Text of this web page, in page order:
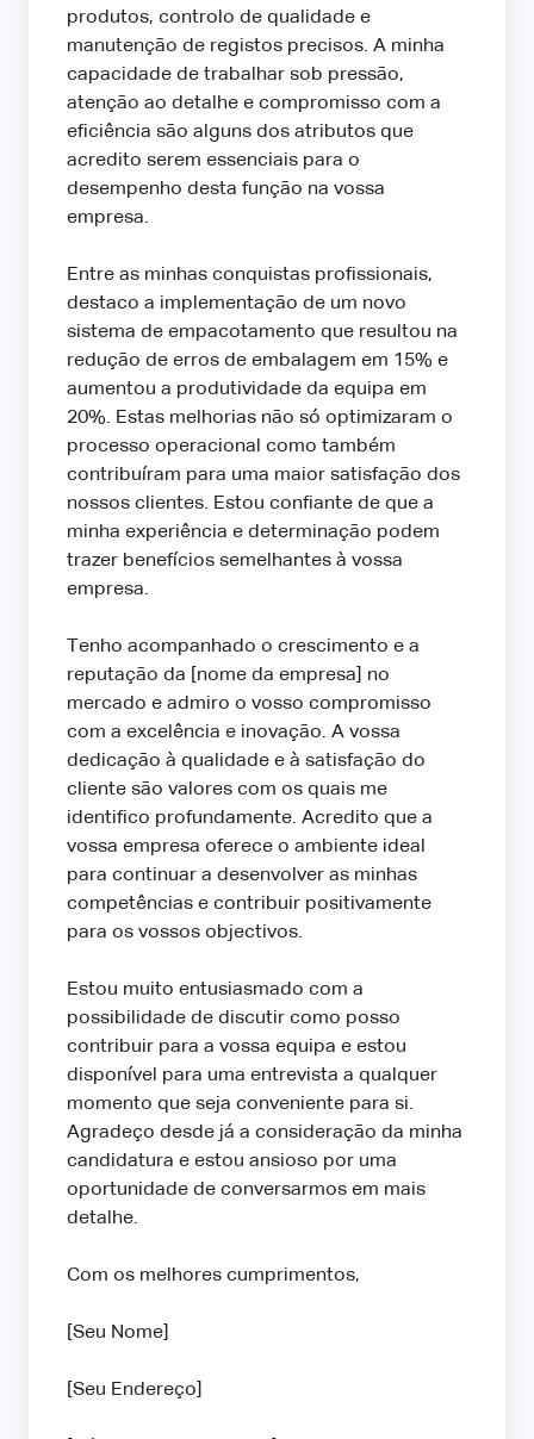
produtos, controlo de qualidade e
manutenção de registos precisos. A minha
capacidade de trabalhar sob pressão,
atenção ao detalhe e compromisso com a
eficiência são alguns dos atributos que
acredito serem essenciais para o
desempenho desta função na vossa
empresa.
Entre as minhas conquistas profissionais,
destaco a implementação de um novo
sistema de empacotamento que resultou na
redução de erros de embalagem em 15% e
aumentou a produtividade da equipa em
20%. Estas melhorias não só optimizaram o
processo operacional como também
contribuíram para uma maior satisfação dos
nossos clientes. Estou confiante de que a
minha experiência e determinação podem
trazer benefícios semelhantes à vossa
empresa.
Tenho acompanhado o crescimento e a
reputação da [nome da empresa] no
mercado e admiro o vosso compromisso
com a excelência e inovação. A vossa
dedicação à qualidade e à satisfação do
cliente são valores com os quais me
identifico profundamente. Acredito que a
vossa empresa oferece o ambiente ideal
para continuar a desenvolver as minhas
competências e contribuir positivamente
para os vossos objectivos.
Estou muito entusiasmado com a
possibilidade de discutir como posso
contribuir para a vossa equipa e estou
disponível para uma entrevista a qualquer
momento que seja conveniente para si.
Agradeço desde já a consideração da minha
candidatura e estou ansioso por uma
oportunidade de conversarmos em mais
detalhe.
Com os melhores cumprimentos,
[Seu Nome]
[Seu Endereço]